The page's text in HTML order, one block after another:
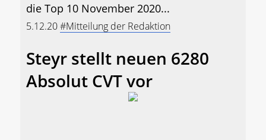
die Top 10 November 2020...
5.12.20#Mitteilung der Redaktion
Steyr stellt neuen 6280
Absolut CVT vor